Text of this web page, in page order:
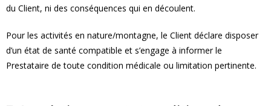
du Client, ni des conséquences qui en découlent.
Pour les activités en nature/montagne, le Client déclare disposer
d’un état de santé compatible et s’engage à informer le
Prestataire de toute condition médicale ou limitation pertinente.